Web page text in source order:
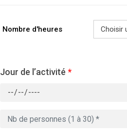
Nombre d'heures
Jour de l’activité *